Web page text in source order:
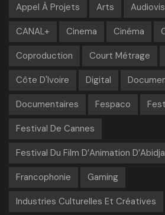
Appel À Projets Arts
CANAL+ Cinema Cinéma
Coproduction Court Métrage
Côte D'Ivoire Digital
Documentaires Fespaco
Festival De Cannes
Festival Du Film D’Animation
Francophonie Gaming
Industries Culturelles Et Créatives